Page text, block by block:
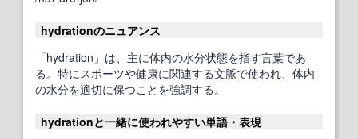
hydrationのニュアンス
「hydration」は、主に体内の水分状態を指す言葉であ
る。特にスポーツや健康に関連する文脈で使われ、体内
の水分を適切に保つことを強調する。
hydrationと一緒に使われやすい単語・表現